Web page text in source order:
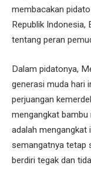
membacakan
Republik Indonesia,
tentang peran
Dalam pidatonya,
generasi muda hari
perjuangan
mengangkat
adalah mengangkat
semangatnya tetap
berdiri tegak dan